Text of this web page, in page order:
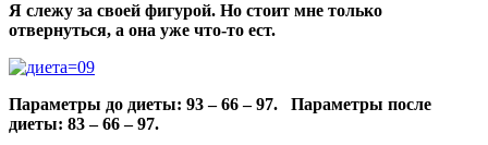
Я слежу за своей фигурой. Но стоит мне только
отвернуться, а она уже что-то ест.
Параметры до диеты: 93 – 66 – 97. Параметры после
диеты: 83 – 66 – 97.